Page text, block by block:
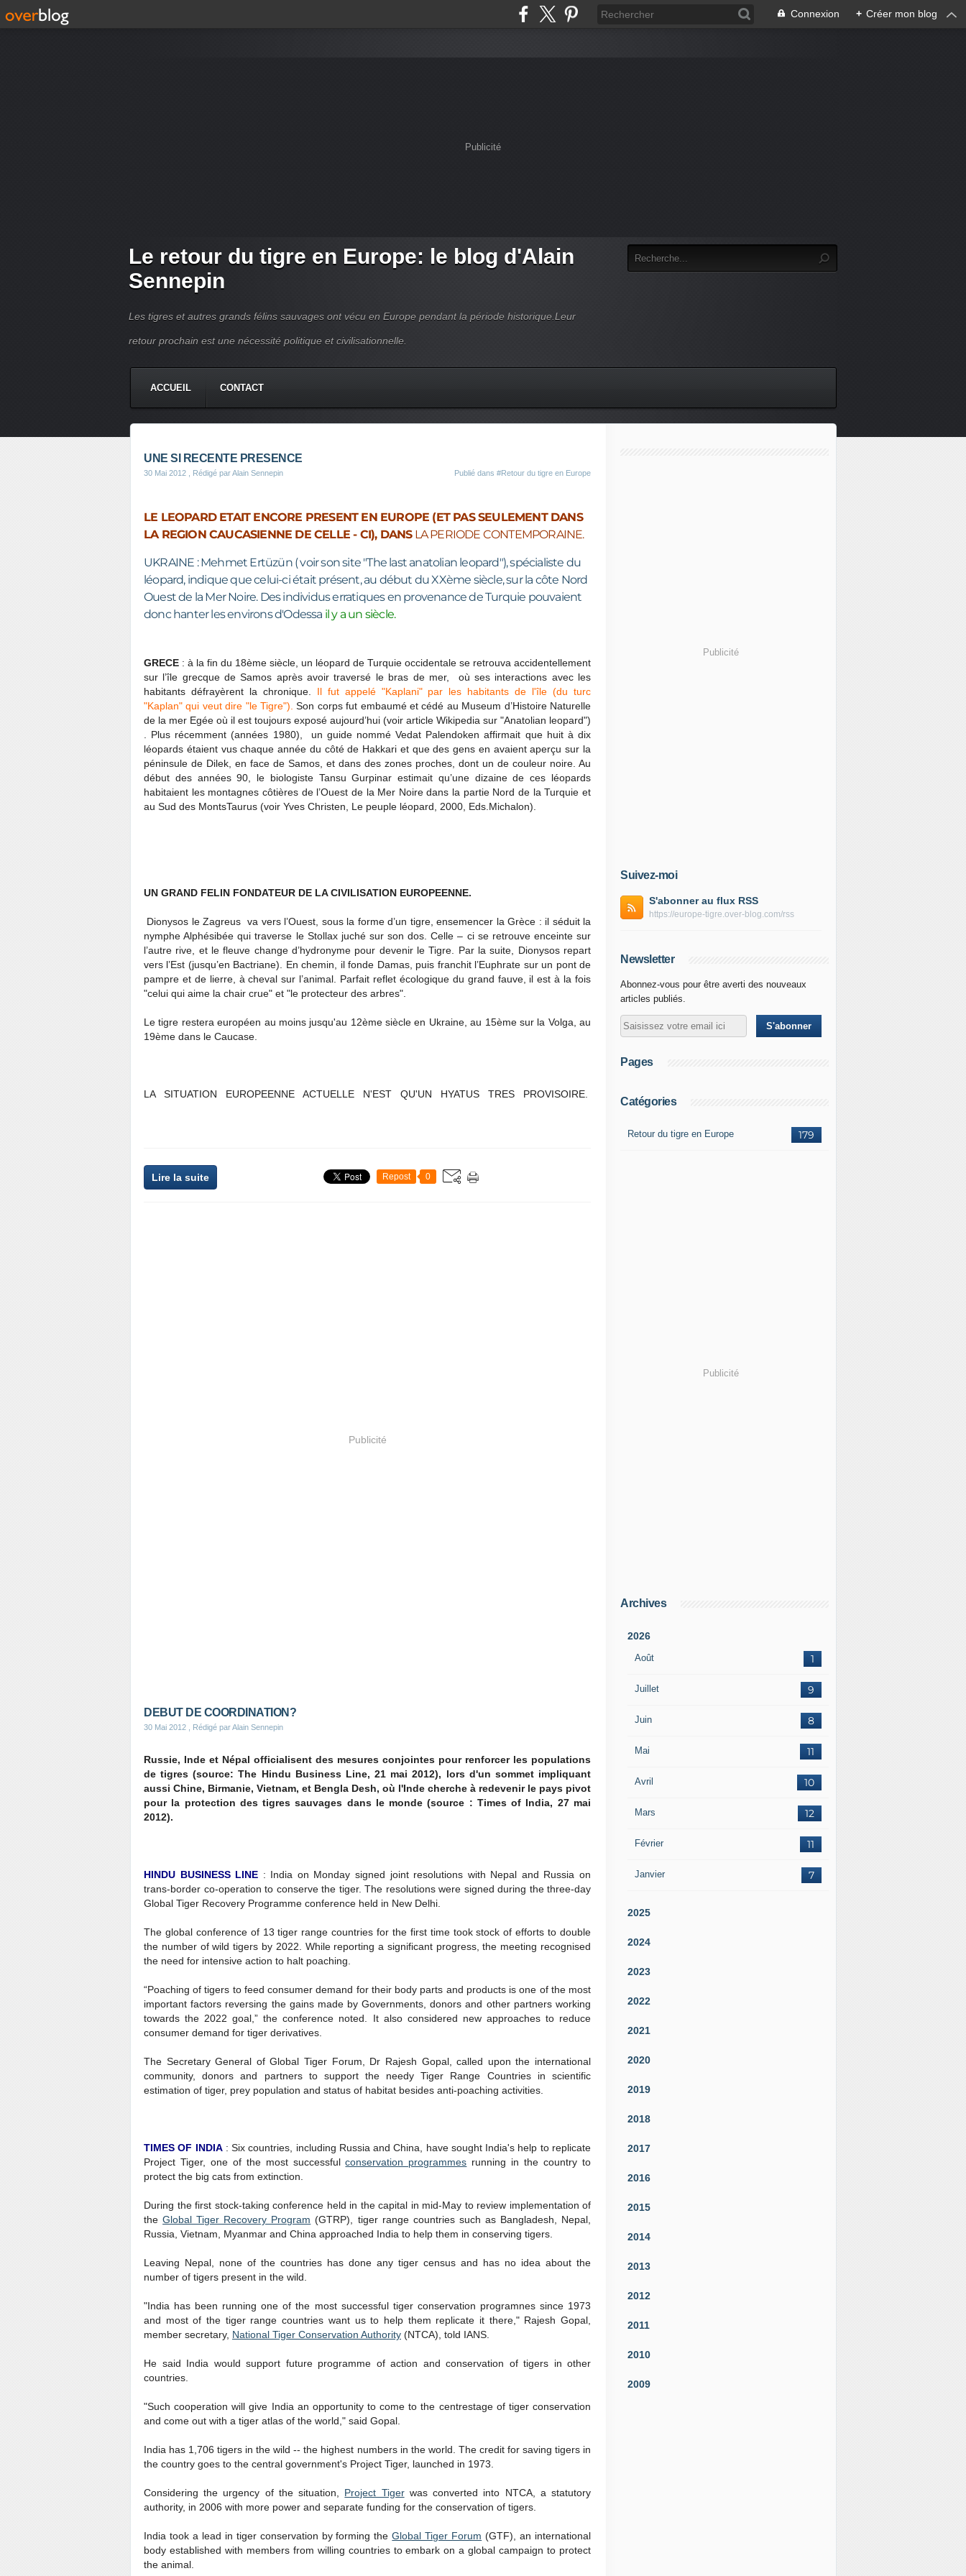
Connexion + Créer mon blog
Publicité
Le retour du tigre en Europe: le blog d'Alain
Sennepin
Les tigres et autres grands félins sauvages ont vécu en Europe pendant la période historique.Leur
retour prochain est une nécessité politique et civilisationnelle.
ACCUEIL CONTACT
UNE SI RECENTE PRESENCE
30 Mai 2012 , Rédigé par Alain Sennepin Publié dans #Retour du tigre en Europe
LE LEOPARD ETAIT ENCORE PRESENT EN EUROPE (ET PAS SEULEMENT DANS
LA REGION CAUCASIENNE DE CELLE - CI), DANSLA PERIODE CONTEMPORAINE.
UKRAINE : Mehmet Ertüzün ( voir son site "The last anatolian leopard"), spécialiste du
léopard, indique que celui-ci était présent, au début du XXème siècle, sur la côte Nord
Ouest de la Mer Noire. Des individus erratiques en provenance de Turquie pouvaient
donc hanter les environs d'Odessa il y a un siècle.
GRECE : à la fin du 18ème siècle, un léopard de Turquie occidentale se retrouva accidentellement
sur l’île grecque de Samos après avoir traversé le bras de mer, où ses interactions avec les
habitants défrayèrent la chronique. Il fut appelé "Kaplani" par les habitants de l'île (du turc
"Kaplan" qui veut dire "le Tigre"). Son corps fut embaumé et cédé au Museum d’Histoire Naturelle
de la mer Egée où il est toujours exposé aujourd’hui (voir article Wikipedia sur "Anatolian leopard")
. Plus récemment (années 1980), un guide nommé Vedat Palendoken affirmait que huit à dix
léopards étaient vus chaque année du côté de Hakkari et que des gens en avaient aperçu sur la
péninsule de Dilek, en face de Samos, et dans des zones proches, dont un de couleur noire. Au
début des années 90, le biologiste Tansu Gurpinar estimait qu’une dizaine de ces léopards
habitaient les montagnes côtières de l’Ouest de la Mer Noire dans la partie Nord de la Turquie et
au Sud des MontsTaurus (voir Yves Christen, Le peuple léopard, 2000, Eds.Michalon).
UN GRAND FELIN FONDATEUR DE LA CIVILISATION EUROPEENNE.
Dionysos le Zagreus va vers l’Ouest, sous la forme d’un tigre, ensemencer la Grèce : il séduit la
nymphe Alphésibée qui traverse le Stollax juché sur son dos. Celle – ci se retrouve enceinte sur
l’autre rive, et le fleuve change d’hydronyme pour devenir le Tigre. Par la suite, Dionysos repart
vers l’Est (jusqu’en Bactriane). En chemin, il fonde Damas, puis franchit l’Euphrate sur un pont de
pampre et de lierre, à cheval sur l’animal. Parfait reflet écologique du grand fauve, il est à la fois
"celui qui aime la chair crue" et "le protecteur des arbres".
Le tigre restera européen au moins jusqu'au 12ème siècle en Ukraine, au 15ème sur la Volga, au
19ème dans le Caucase.
LA SITUATION EUROPEENNE ACTUELLE N'EST QU'UN HYATUS TRES PROVISOIRE.
Lire la suite Repost 0
Publicité
DEBUT DE COORDINATION?
30 Mai 2012 , Rédigé par Alain Sennepin
Russie, Inde et Népal officialisent des mesures conjointes pour renforcer les populations
de tigres (source: The Hindu Business Line, 21 mai 2012), lors d'un sommet impliquant
aussi Chine, Birmanie, Vietnam, et Bengla Desh, où l'Inde cherche à redevenir le pays pivot
pour la protection des tigres sauvages dans le monde (source : Times of India, 27 mai
2012).
HINDU BUSINESS LINE : India on Monday signed joint resolutions with Nepal and Russia on
trans-border co-operation to conserve the tiger. The resolutions were signed during the three-day
Global Tiger Recovery Programme conference held in New Delhi.
The global conference of 13 tiger range countries for the first time took stock of efforts to double
the number of wild tigers by 2022. While reporting a significant progress, the meeting recognised
the need for intensive action to halt poaching.
“Poaching of tigers to feed consumer demand for their body parts and products is one of the most
important factors reversing the gains made by Governments, donors and other partners working
towards the 2022 goal,” the conference noted. It also considered new approaches to reduce
consumer demand for tiger derivatives.
The Secretary General of Global Tiger Forum, Dr Rajesh Gopal, called upon the international
community, donors and partners to support the needy Tiger Range Countries in scientific
estimation of tiger, prey population and status of habitat besides anti-poaching activities.
TIMES OF INDIA: Six countries, including Russia and China, have sought India's help to replicate
Project Tiger, one of the most successfulconservation programmes running in the country to
protect the big cats from extinction.
During the first stock-taking conference held in the capital in mid-May to review implementation of
theGlobal Tiger Recovery Program (GTRP), tiger range countries such as Bangladesh, Nepal,
Russia, Vietnam, Myanmar and China approached India to help them in conserving tigers.
Leaving Nepal, none of the countries has done any tiger census and has no idea about the
number of tigers present in the wild.
"India has been running one of the most successful tiger conservation programnes since 1973
and most of the tiger range countries want us to help them replicate it there," Rajesh Gopal,
member secretary, National Tiger Conservation Authority (NTCA), told IANS.
He said India would support future programme of action and conservation of tigers in other
countries.
"Such cooperation will give India an opportunity to come to the centrestage of tiger conservation
and come out with a tiger atlas of the world," said Gopal.
India has 1,706 tigers in the wild -- the highest numbers in the world. The credit for saving tigers in
the country goes to the central government's Project Tiger, launched in 1973.
Considering the urgency of the situation, Project Tigerwas converted into NTCA, a statutory
authority, in 2006 with more power and separate funding for the conservation of tigers.
India took a lead in tiger conservation by forming theGlobal Tiger Forum (GTF), an international
body established with members from willing countries to embark on a global campaign to protect
the animal.
Publicité
Suivez-moi
S'abonner au flux RSS
https://europe-tigre.over-blog.com/rss
Newsletter
Abonnez-vous pour être averti des nouveaux
articles publiés.
Pages
Catégories
179
Retour du tigre en Europe
Publicité
Archives
2026
Août 1
Juillet 9
Juin 8
Mai 11
Avril 10
Mars 12
Février 11
Janvier 7
2025
2024
2023
2022
2021
2020
2019
2018
2017
2016
2015
2014
2013
2012
2011
2010
2009